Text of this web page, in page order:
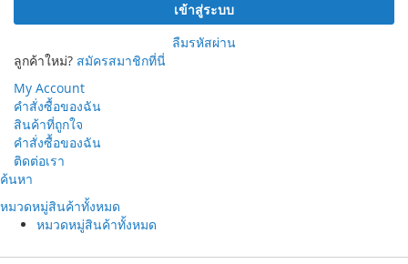
เข้าสู่ระบบ
ลืมรหัสผ่าน
ลูกค้าใหม่? สมัครสมาชิกที่นี่
My Account
คำสั่งซื้อของฉัน
สินค้าที่ถูกใจ
คำสั่งซื้อของฉัน
ติดต่อเรา
ข้าม
ที่
เนื้อหา
ค้นหา
หมวดหมู่สินค้าทั้งหมด
หมวดหมู่สินค้าทั้งหมด